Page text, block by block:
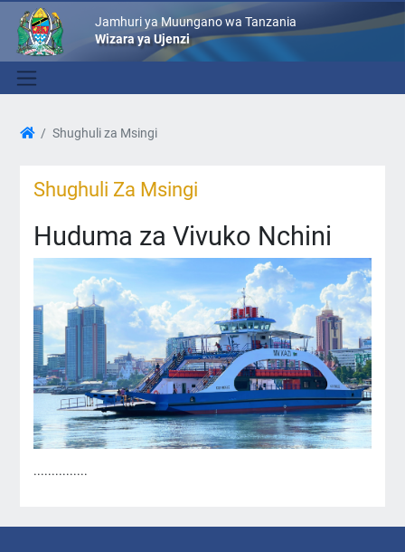
Jamhuri ya Muungano wa Tanzania
Wizara ya Ujenzi
Shughuli za Msingi
Shughuli Za Msingi
Huduma za Vivuko Nchini
...............